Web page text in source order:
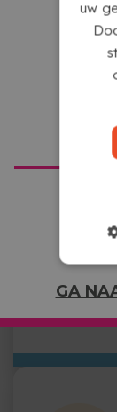
GA
GA
HOE DE
Upload je
staat
uw